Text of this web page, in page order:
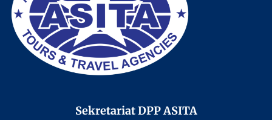
Sekretariat DPP ASITA